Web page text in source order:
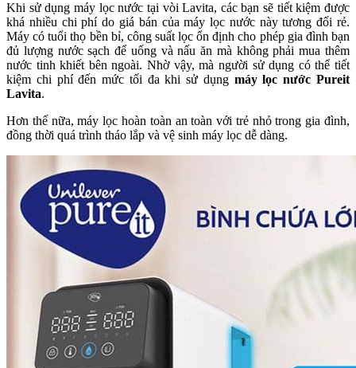
Khi sử dụng máy lọc nước tại vòi Lavita, các bạn sẽ tiết kiệm được
khá nhiều chi phí do giá bán của máy lọc nước này tương đối rẻ.
Máy có tuổi thọ bền bỉ, công suất lọc ổn định cho phép gia đình bạn
đủ lượng nước sạch để uống và nấu ăn mà không phải mua thêm
nước tinh khiết bên ngoài. Nhờ vậy, mà người sử dụng có thể tiết
kiệm chi phí đến mức tối đa khi sử dụng máy lọc nước Pureit
Lavita.
Hơn thế nữa, máy lọc hoàn toàn an toàn với trẻ nhỏ trong gia đình,
đồng thời quá trình tháo lắp và vệ sinh máy lọc dễ dàng.